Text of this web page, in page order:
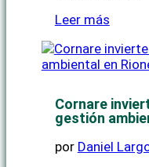
Leer más
Cornare
gestión
por Daniel